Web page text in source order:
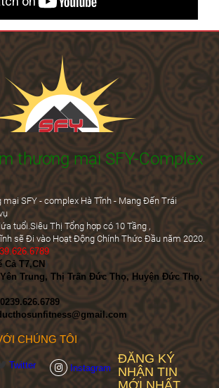
thương mại SFY-Complex
SFY - complex Hà Tĩnh - Mang Đến Trái
tuổi.Siêu Thị Tổng hợp có 10 Tầng ,
sẽ Đi vào Hoạt Động Chính Thức Đầu năm 2020.
Cả T7,CN
Trung, Thị Trấn Đức Thọ, Huyện Đức Thọ,
0239.626.6789
CHÚNG TÔI
Twitter Instagram
ĐĂNG KÝ
NHẬN TIN
MỚI NHẤT